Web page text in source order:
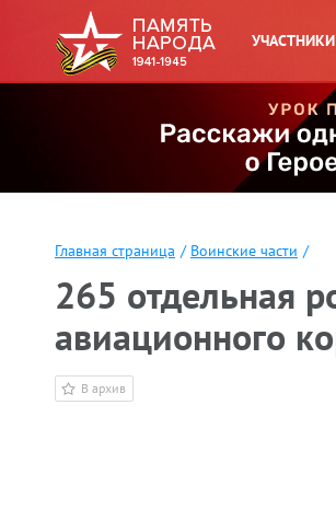
Главная страница / Воинские части /
265 отдельная
авиационного
В архив